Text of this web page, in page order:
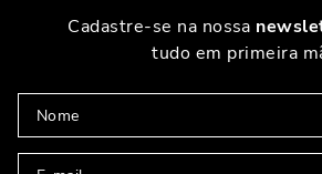
Cadastre-se na nossa
tudo em primeira